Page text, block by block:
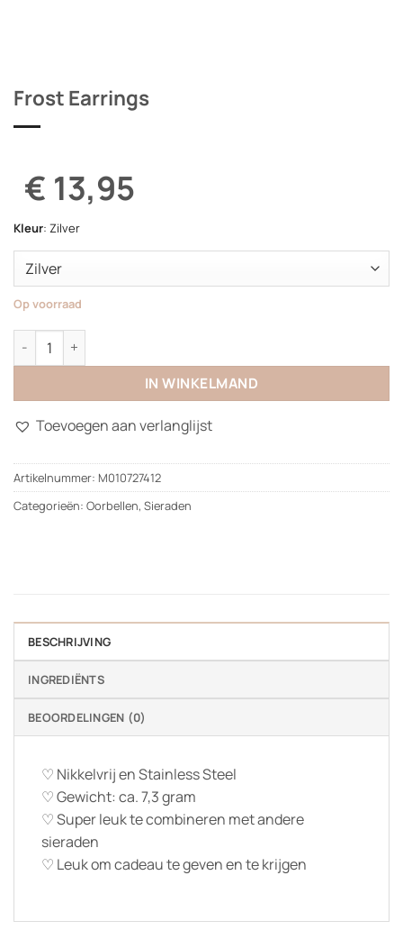
Frost Earrings
€ 13,95
Kleur: Zilver
Op voorraad
Frost Earrings aantal
IN WINKELMAND
Toevoegen aan verlanglijst
Artikelnummer: M010727412
Categorieën: Oorbellen, Sieraden
BESCHRIJVING
INGREDIËNTS
BEOORDELINGEN (0)
♡ Nikkelvrij en Stainless Steel
♡ Gewicht: ca. 7,3 gram
♡ Super leuk te combineren met andere
sieraden
♡ Leuk om cadeau te geven en te krijgen